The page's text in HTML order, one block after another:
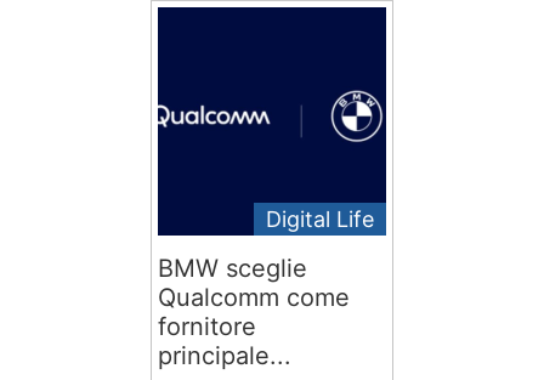
Digital Life
BMW sceglie
Qualcomm come
fornitore
principale...